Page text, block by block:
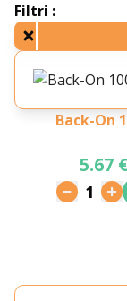
Filtri :
Back-On
5.67
1